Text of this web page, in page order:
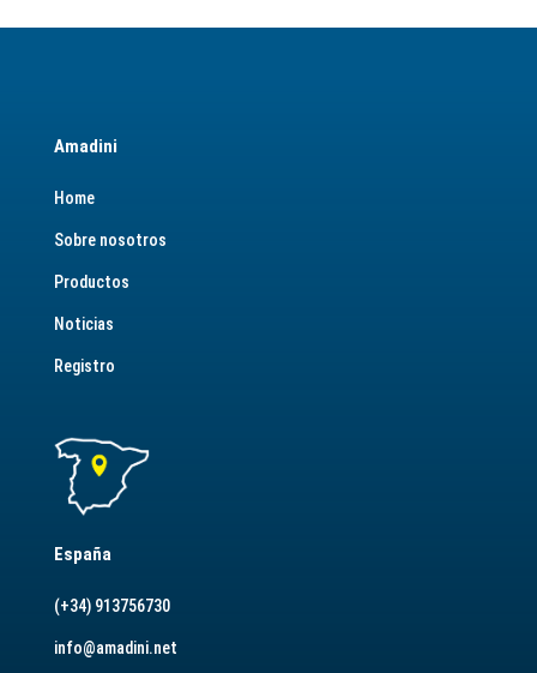
Amadini
Home
Sobre nosotros
Productos
Noticias
Registro
España
(+34) 913756730
info@amadini.net